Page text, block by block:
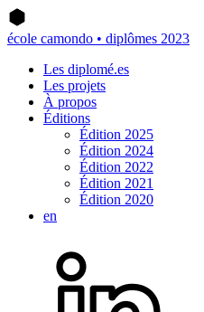
école camondo • diplômes 2023
Les diplomé.es
Les projets
À propos
Éditions
Édition 2025
Édition 2024
Édition 2022
Édition 2021
Édition 2020
en